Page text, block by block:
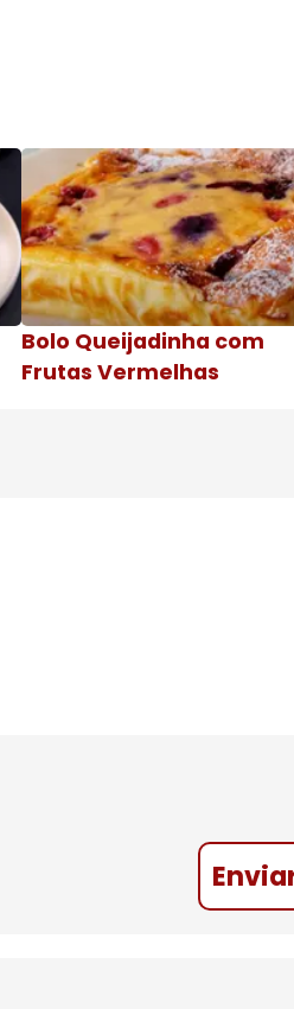
Bolo Queijadinha com
Frutas Vermelhas